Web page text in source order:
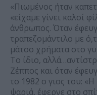
«Πιωμένος ήταν
«είχαμε γίνει καλοί
άνθρωπος. Όταν
τραπεζομάντιλο με
μάτσο χρήματα στο
Το ίδιο,
Ζέππος και όταν
το 1982 ο γιος του:
ψαριά, έφερνε στο